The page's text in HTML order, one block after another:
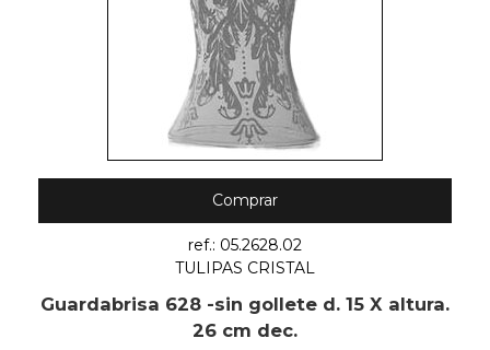
Comprar
ref.: 05.2628.02
TULIPAS CRISTAL
Guardabrisa 628 -sin gollete d. 15 X altura.
26 cm dec.